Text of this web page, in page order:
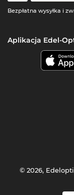
Bezpłatna wysyłka i
Aplikacja Edel-
© 2026,